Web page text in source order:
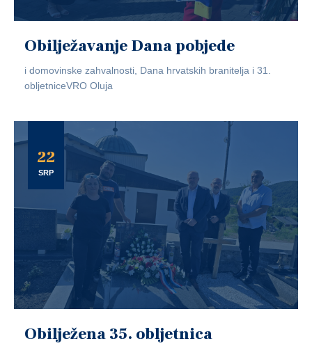
Obilježavanje Dana pobjede
i domovinske zahvalnosti, Dana hrvatskih branitelja i 31.
obljetniceVRO Oluja
22
SRP
Obilježena 35. obljetnica